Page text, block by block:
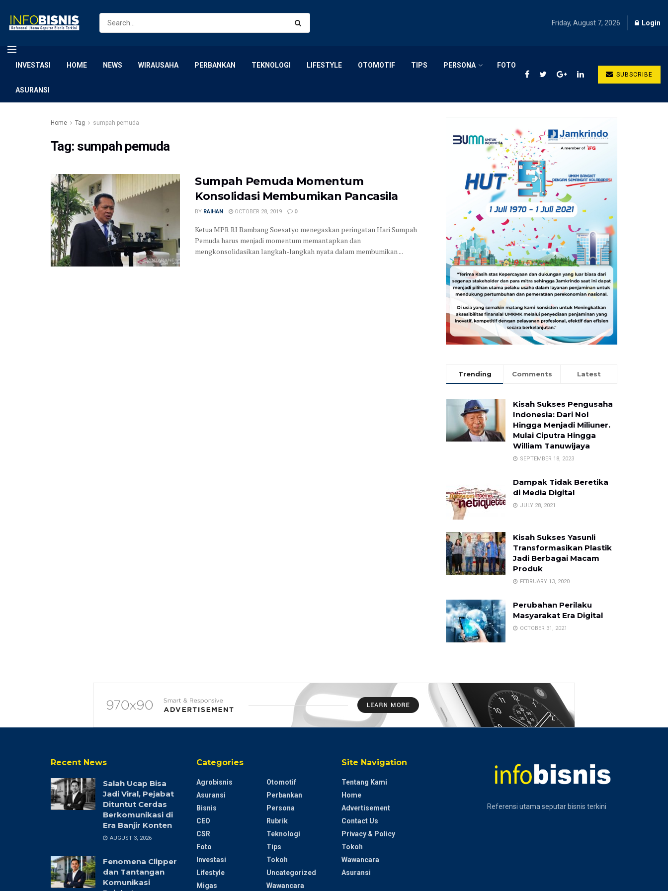
Friday, August 7, 2026 Login
INVESTASI HOME NEWS WIRAUSAHA PERBANKAN TEKNOLOGI LIFESTYLE OTOMOTIF TIPS PERSONA FOTO
ASURANSI
SUBSCRIBE
Home Tag sumpah pemuda
Tag: sumpah pemuda
Sumpah Pemuda Momentum
Konsolidasi Membumikan Pancasila
BY RAIHAN OCTOBER 28, 2019 0
Ketua MPR RI Bambang Soesatyo menegaskan peringatan Hari Sumpah
Pemuda harus menjadi momentum memantapkan dan
mengkonsolidasikan langkah-langkah nyata dalam membumikan ...
Trending Comments Latest
Kisah Sukses Pengusaha
Indonesia: Dari Nol
Hingga Menjadi Miliuner.
Mulai Ciputra Hingga
William Tanuwijaya
SEPTEMBER 18, 2023
Dampak Tidak Beretika
di Media Digital
JULY 28, 2021
Kisah Sukses Yasunli
Transformasikan Plastik
Jadi Berbagai Macam
Produk
FEBRUARY 13, 2020
Perubahan Perilaku
Masyarakat Era Digital
OCTOBER 31, 2021
Recent News
Salah Ucap Bisa
Jadi Viral, Pejabat
Dituntut Cerdas
Berkomunikasi di
Era Banjir Konten
AUGUST 3, 2026
Fenomena Clipper
dan Tantangan
Komunikasi
Categories
Agrobisnis
Asuransi
Bisnis
CEO
CSR
Foto
Investasi
Lifestyle
Migas
Otomotif
Perbankan
Persona
Rubrik
Teknologi
Tips
Tokoh
Uncategorized
Wawancara
Site Navigation
Tentang Kami
Home
Advertisement
Contact Us
Privacy & Policy
Tokoh
Wawancara
Asuransi
Referensi utama seputar bisnis terkini